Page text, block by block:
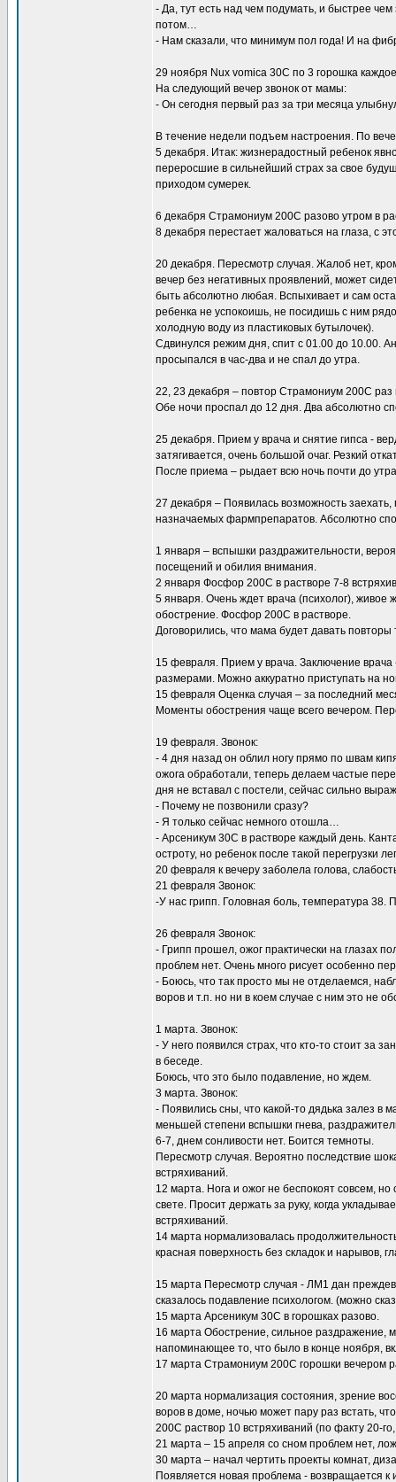
- Да, тут есть над чем подумать, и быстрее
потом…
- Нам сказали, что минимум пол года! И на
29 ноября Nux vomica 30C по 3 горошка
На следующий вечер звонок от мамы:
- Он сегодня первый раз за три месяца
В течение недели подъем настроения. По
5 декабря. Итак: жизнерадостный ребенок
переросшие в сильнейший страх за свое
приходом сумерек.
6 декабря Страмониум 200С разово утром в
8 декабря перестает жаловаться на глаза, с
20 декабря. Пересмотр случая. Жалоб нет,
вечер без негативных проявлений, может
быть абсолютно любая. Вспыхивает и сам
ребенка не успокоишь, не посидишь с ним
холодную воду из пластиковых бутылочек).
Сдвинулся режим дня, спит с 01.00 до 10.00.
просыпался в час-два и не спал до утра.
22, 23 декабря – повтор Страмониум 200С раз
Обе ночи проспал до 12 дня. Два абсолютно
25 декабря. Прием у врача и снятие гипса -
затягивается, очень большой очаг. Резкий
После приема – рыдает всю ночь почти до
27 декабря – Появилась возможность
назначаемых фармпрепаратов. Абсолютно
1 января – вспышки раздражительности,
посещений и обилия внимания.
2 января Фосфор 200С в растворе 7-8
5 января. Очень ждет врача (психолог),
обострение. Фосфор 200С в растворе.
Договорились, что мама будет давать
15 февраля. Прием у врача. Заключение
размерами. Можно аккуратно приступать на
15 февраля Оценка случая – за последний
Моменты обострения чаще всего вечером.
19 февраля. Звонок:
- 4 дня назад он облил ногу прямо по швам
ожога обработали, теперь делаем частые
дня не вставал с постели, сейчас сильно
- Почему не позвонили сразу?
- Я только сейчас немного отошла…
- Арсеникум 30С в растворе каждый день.
остроту, но ребенок после такой перегрузки
20 февраля к вечеру заболела голова,
21 февраля Звонок:
-У нас грипп. Головная боль, температура 38.
26 февраля Звонок:
- Грипп прошел, ожог практически на глазах
проблем нет. Очень много рисует особенно
- Боюсь, что так просто мы не отделаемся,
воров и т.п. но ни в коем случае с ним это не
1 марта. Звонок:
- У него появился страх, что кто-то стоит за
в беседе.
Боюсь, что это было подавление, но ждем.
3 марта. Звонок:
- Появились сны, что какой-то дядька залез в
меньшей степени вспышки гнева,
6-7, днем сонливости нет. Боится темноты.
Пересмотр случая. Вероятно последствие
встряхиваний.
12 марта. Нога и ожог не беспокоят совсем,
свете. Просит держать за руку, когда
встряхиваний.
14 марта нормализовалась
красная поверхность без складок и нарывов,
15 марта Пересмотр случая - ЛМ1 дан
сказалось подавление психологом. (можно
15 марта Арсеникум 30С в горошках разово.
16 марта Обострение, сильное раздражение,
напоминающее то, что было в конце ноября,
17 марта Страмониум 200С горошки вечером
20 марта нормализация состояния, зрение
воров в доме, ночью может пару раз встать,
200С раствор 10 встряхиваний (по факту 20-
21 марта – 15 апреля со сном проблем нет,
30 марта – начал чертить проекты комнат,
Появляется новая проблема - возвращается к